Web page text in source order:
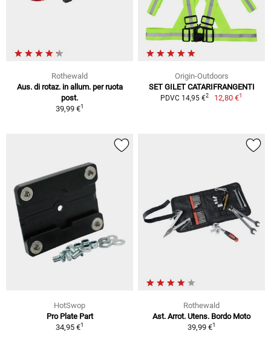
Rothewald
Aus. di rotaz. in allum. per ruota
post.
39,99 €1
Origin-Outdoors
SET GILET CATARIFRANGENTI
PDVC 14,95 €2 12,80 €1
HotSwop
Pro Plate Part
34,95 €1
Rothewald
Ast. Arrot. Utens. Bordo Moto
39,99 €1